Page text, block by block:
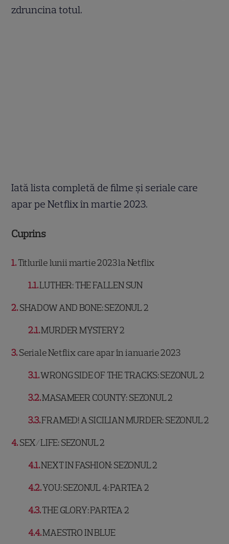
zdruncina totul.
Iată lista completă de filme și seriale care
apar pe Netflix în martie 2023.
Cuprins
1 Titlurile lunii martie 2023 la Netflix
1.1LUTHER: THE FALLEN SUN
2 SHADOW AND BONE: SEZONUL 2
2.1MURDER MYSTERY 2
3 Seriale Netflix care apar în ianuarie 2023
3.1WRONG SIDE OF THE TRACKS: SEZONUL 2
3.2MASAMEER COUNTY: SEZONUL 2
3.3FRAMED! A SICILIAN MURDER: SEZONUL 2
4 SEX/LIFE: SEZONUL 2
4.1NEXT IN FASHION: SEZONUL 2
4.2YOU: SEZONUL 4: PARTEA 2
4.3THE GLORY: PARTEA 2
4.4MAESTRO IN BLUE